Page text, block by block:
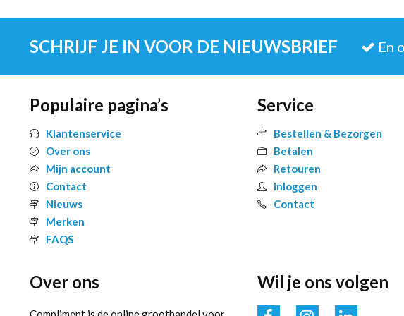
SCHRIJF JE IN VOOR DE NIEUWSBRIEF En
Populaire pagina’s
Klantenservice
Over ons
Mijn account
Contact
Nieuws
Merken
FAQS
Service
Bestellen & Bezorgen
Betalen
Retouren
Inloggen
Contact
Over ons Wil je ons volgen